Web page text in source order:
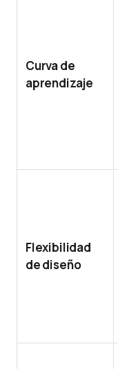
Curva de
aprendizaje
Flexibilidad
de diseño